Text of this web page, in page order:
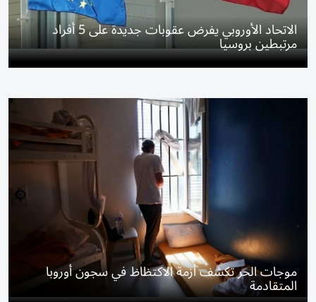
الاتحاد الأوروبي يفرض عقوبات جديدة على 5 أفراد
مرتبطين بروسيا
موجات الحر تكشف أزمة الاكتظاظ في سجون أوروبا
المتقادمة